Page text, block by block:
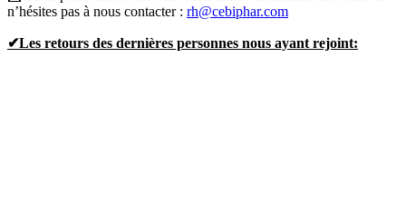
n’hésites pas à nous contacter : rh@cebiphar.com
✔Les retours des dernières personnes nous ayant rejoint: